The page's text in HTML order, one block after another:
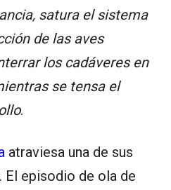
satura el sistema
de las aves
los cadáveres en
se tensa el
.
atraviesa una de sus
El episodio de ola de